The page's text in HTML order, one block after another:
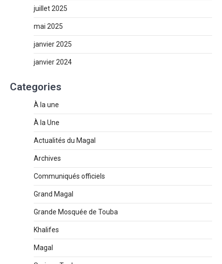
juillet 2025
mai 2025
janvier 2025
janvier 2024
Categories
À la une
À la Une
Actualités du Magal
Archives
Communiqués officiels
Grand Magal
Grande Mosquée de Touba
Khalifes
Magal